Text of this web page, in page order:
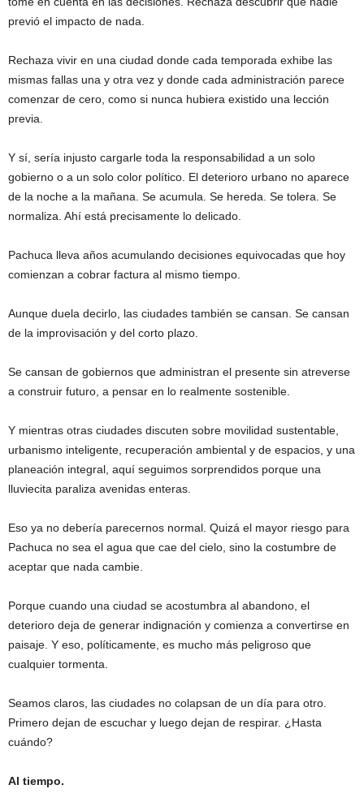
previó el impacto de nada.
Rechaza vivir en una ciudad donde cada temporada exhibe las
mismas fallas una y otra vez y donde cada administración parece
comenzar de cero, como si nunca hubiera existido una lección
previa.
Y sí, sería injusto cargarle toda la responsabilidad a un solo
gobierno o a un solo color político. El deterioro urbano no aparece
de la noche a la mañana. Se acumula. Se hereda. Se tolera. Se
normaliza. Ahí está precisamente lo delicado.
Pachuca lleva años acumulando decisiones equivocadas que hoy
comienzan a cobrar factura al mismo tiempo.
Aunque duela decirlo, las ciudades también se cansan. Se cansan
de la improvisación y del corto plazo.
Se cansan de gobiernos que administran el presente sin atreverse
a construir futuro, a pensar en lo realmente sostenible.
Y mientras otras ciudades discuten sobre movilidad sustentable,
urbanismo inteligente, recuperación ambiental y de espacios, y una
planeación integral, aquí seguimos sorprendidos porque una
lluviecita paraliza avenidas enteras.
Eso ya no debería parecernos normal. Quizá el mayor riesgo para
Pachuca no sea el agua que cae del cielo, sino la costumbre de
aceptar que nada cambie.
Porque cuando una ciudad se acostumbra al abandono, el
deterioro deja de generar indignación y comienza a convertirse en
paisaje. Y eso, políticamente, es mucho más peligroso que
cualquier tormenta.
Seamos claros, las ciudades no colapsan de un día para otro.
Primero dejan de escuchar y luego dejan de respirar. ¿Hasta
cuándo?
Al tiempo.